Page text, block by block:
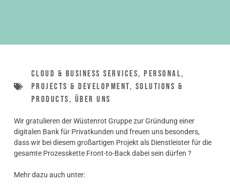
Cloud & Business Services,Personal,
Projects & Development, Solutions &
Products, Über uns
Wir gratulieren der Wüstenrot Gruppe zur Gründung einer
digitalen Bank für Privatkunden und freuen uns besonders,
dass wir bei diesem großartigen Projekt als Dienstleister für die
gesamte Prozesskette Front-to-Back dabei sein dürfen ?
Mehr dazu auch unter: